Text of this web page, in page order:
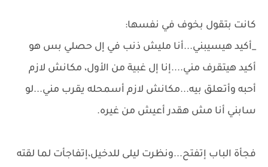
كانت بتقول بخوف في نفسها:
_أكيد هيسيبني...أنا مليش ذنب في إل حصلي بس هو
أكيد هيتقرف مني....إنا إل غبية من الأول، مكانش لازم
أحبه وأتعلق بيه...مكانش لازم أسمحله يقرب مني...لو
سابني أنا مش هقدر أعيش من غيره.
فجأة الباب إتفتح...ونظرت ليلى للدخيل،إتفاجأت لما لقته